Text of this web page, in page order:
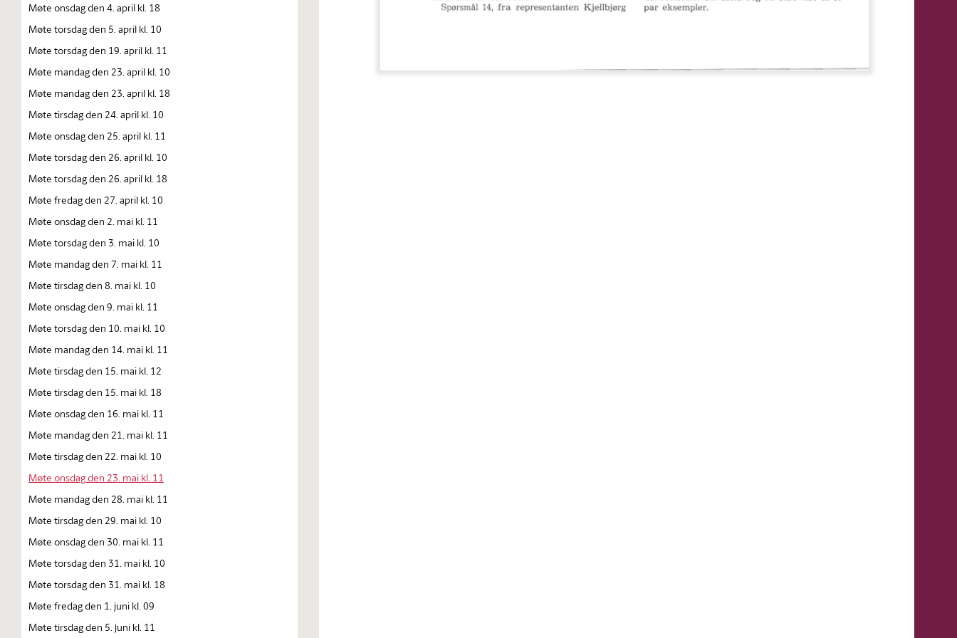
Møte onsdag den 4. april kl. 18
Møte torsdag den 5. april kl. 10
Møte torsdag den 19. april kl. 11
Møte mandag den 23. april kl. 10
Møte mandag den 23. april kl. 18
Møte tirsdag den 24. april kl. 10
Møte onsdag den 25. april kl. 11
Møte torsdag den 26. april kl. 10
Møte torsdag den 26. april kl. 18
Møte fredag den 27. april kl. 10
Møte onsdag den 2. mai kl. 11
Møte torsdag den 3. mai kl. 10
Møte mandag den 7. mai kl. 11
Møte tirsdag den 8. mai kl. 10
Møte onsdag den 9. mai kl. 11
Møte torsdag den 10. mai kl. 10
Møte mandag den 14. mai kl. 11
Møte tirsdag den 15. mai kl. 12
Møte tirsdag den 15. mai kl. 18
Møte onsdag den 16. mai kl. 11
Møte mandag den 21. mai kl. 11
Møte tirsdag den 22. mai kl. 10
Møte onsdag den 23. mai kl. 11
Møte mandag den 28. mai kl. 11
Møte tirsdag den 29. mai kl. 10
Møte onsdag den 30. mai kl. 11
Møte torsdag den 31. mai kl. 10
Møte torsdag den 31. mai kl. 18
Møte fredag den 1. juni kl. 09
Møte tirsdag den 5. juni kl. 11